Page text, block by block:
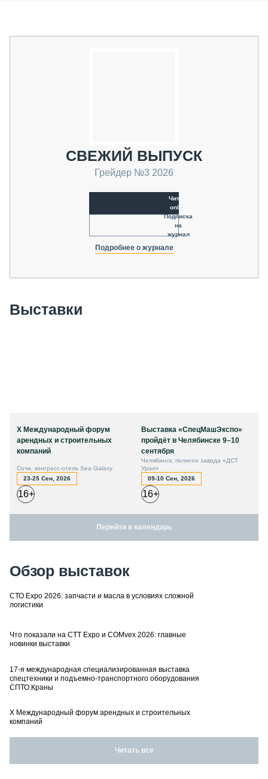
СВЕЖИЙ ВЫПУСК
Грейдер №3 2026
Читать
online
Подписка
на
журнал
Подробнее о журнале
Выставки
X Международный форум
арендных и строительных
компаний
Сочи, конгресс-отель Sea Galaxy
23-25 Сен, 2026
16+
Выставка «СпецМашЭкспо»
пройдёт в Челябинске 9–10
сентября
Челябинск, полигон завода «ДСТ
Урал»
09-10 Сен, 2026
16+
Перейти в календарь
Обзор выставок
СТО Expo 2026: запчасти и масла в условиях сложной
логистики
Что показали на CTT Expo и COMvex 2026: главные
новинки выставки
17-я международная специализированная выставка
спецтехники и подъемно-транспортного оборудования
СПТО.Краны
X Международный форум арендных и строительных
компаний
Читать все